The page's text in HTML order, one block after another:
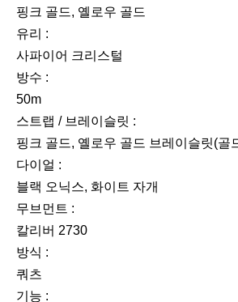
핑크 골드, 옐로우 골드
유리 :
사파이어 크리스털
방수 :
50m
스트랩 / 브레이슬릿 :
핑크 골드, 옐로우 골드 브레이슬릿(골
다이얼 :
블랙 오닉스, 화이트 자개
무브먼트 :
칼리버 2730
방식 :
쿼츠
기능 :